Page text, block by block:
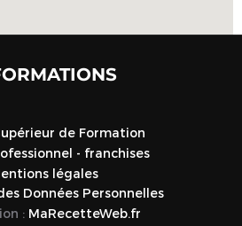
de Formation
- franchises
légales
Données Personnelles
: MaRecetteWeb.fr